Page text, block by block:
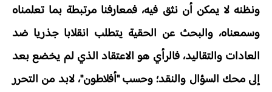
ونظنه لا يمكن أن نثق فيه، فمعارفنا مرتبطة بما تعلمناه
وسمعناه، والبحث عن الحقية يتطلب انقلابا جذريا ضد
العادات والتقاليد، فالرأي هو الاعتقاد الذي لم يخضع بعد
إلى محك السؤال والنقد؛ وحسب "أفلاطون"، لابد من التحرر